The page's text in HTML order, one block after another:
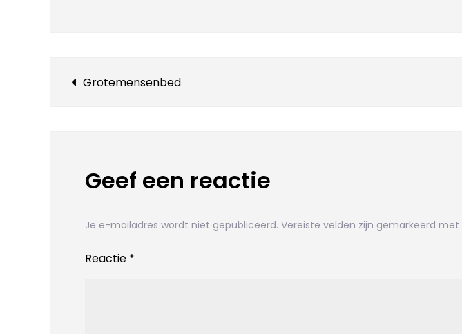
Bericht
Grotemensenbed
Geef een reactie
Je e-mailadres wordt niet gepubliceerd. Vereiste velden zijn gemarkeerd met
Reactie *